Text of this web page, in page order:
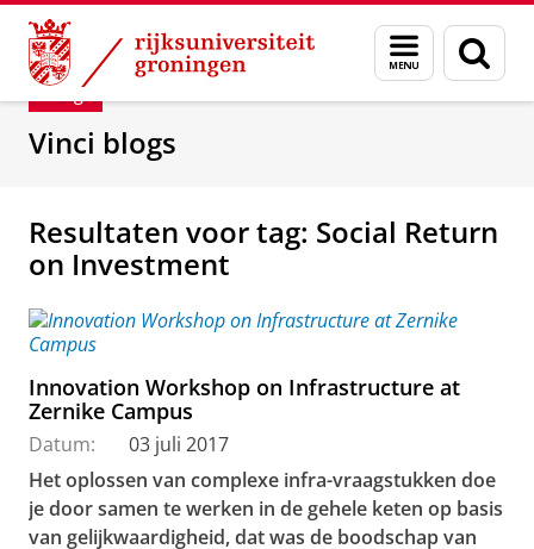
Skip
Content
Skip
Navigation
Menu
en
zoeken
Department of Innovation Management &
Blog
Vinci blogs
Resultaten voor tag: Social Return
on Investment
Innovation Workshop on Infrastructure at
Zernike Campus
Datum:
03 juli 2017
Het oplossen van complexe infra-vraagstukken doe
je door samen te werken in de gehele keten op basis
van gelijkwaardigheid, dat was de boodschap van